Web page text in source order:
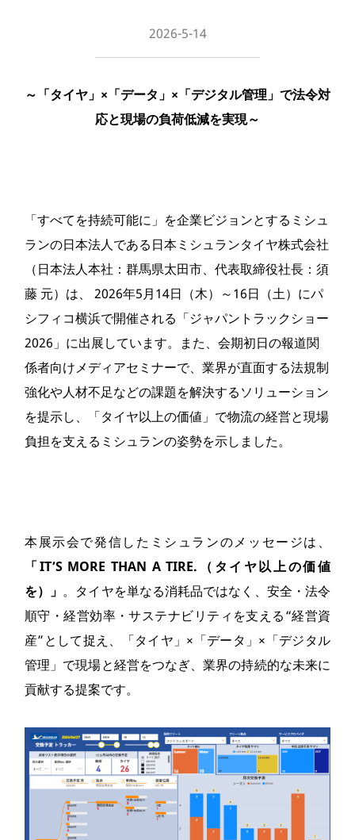
2026-5-14
～「タイヤ」×「データ」×「デジタル管理」で法令対
応と現場の負荷低減を実現～
「すべてを持続可能に」を企業ビジョンとするミシュ
ランの日本法人である日本ミシュランタイヤ株式会社
（日本法人本社：群馬県太田市、代表取締役社長：須
藤 元）は、 2026年5月14日（木）～16日（土）にパ
シフィコ横浜で開催される「ジャパントラックショー
2026」に出展しています。また、会期初日の報道関
係者向けメディアセミナーで、業界が直面する法規制
強化や人材不足などの課題を解決するソリューション
を提示し、「タイヤ以上の価値」で物流の経営と現場
負担を支えるミシュランの姿勢を示しました。
本展示会で発信したミシュランのメッセージは、
「IT’S MORE THAN A TIRE.（タイヤ以上の価値
を）」 。タイヤを単なる消耗品ではなく、安全・法令
順守・経営効率・サステナビリティを支える“経営資
産”として捉え、「タイヤ」×「データ」×「デジタル
管理」で現場と経営をつなぎ、業界の持続的な未来に
貢献する提案です。